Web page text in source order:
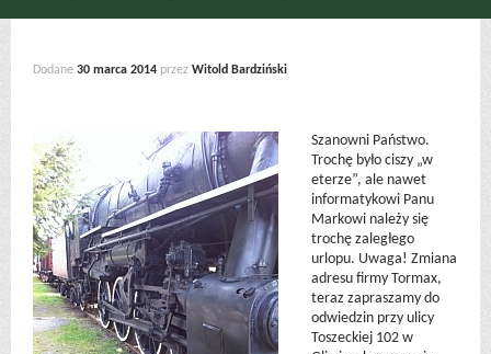
Dodane 30 marca 2014 przez Witold Bardziński
Szanowni Państwo.
Trochę było ciszy „w
eterze”, ale nawet
informatykowi Panu
Markowi należy się
trochę zaległego
urlopu. Uwaga! Zmiana
adresu firmy Tormax,
teraz zapraszamy do
odwiedzin przy ulicy
Toszeckiej 102 w